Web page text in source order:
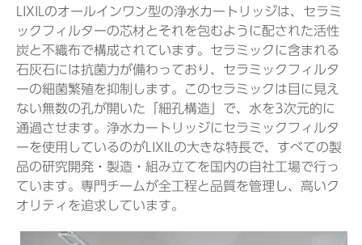
LIXILのオールインワン型の浄水カートリッジは、セラミ
ックフィルターの芯材とそれを包むように配された活性
炭と不織布で構成されています。セラミックに含まれる
石灰石には抗菌力が備わっており、セラミックフィルタ
ーの細菌繁殖を抑制します。このセラミックは目に見え
ない無数の孔が開いた「細孔構造」で、水を3次元的に
通過させます。浄水カートリッジにセラミックフィルタ
ーを使用しているのがLIXILの大きな特長で、すべての製
品の研究開発・製造・組み立てを国内の自社工場で行っ
ています。専門チームが全工程と品質を管理し、高いク
オリティを追求しています。